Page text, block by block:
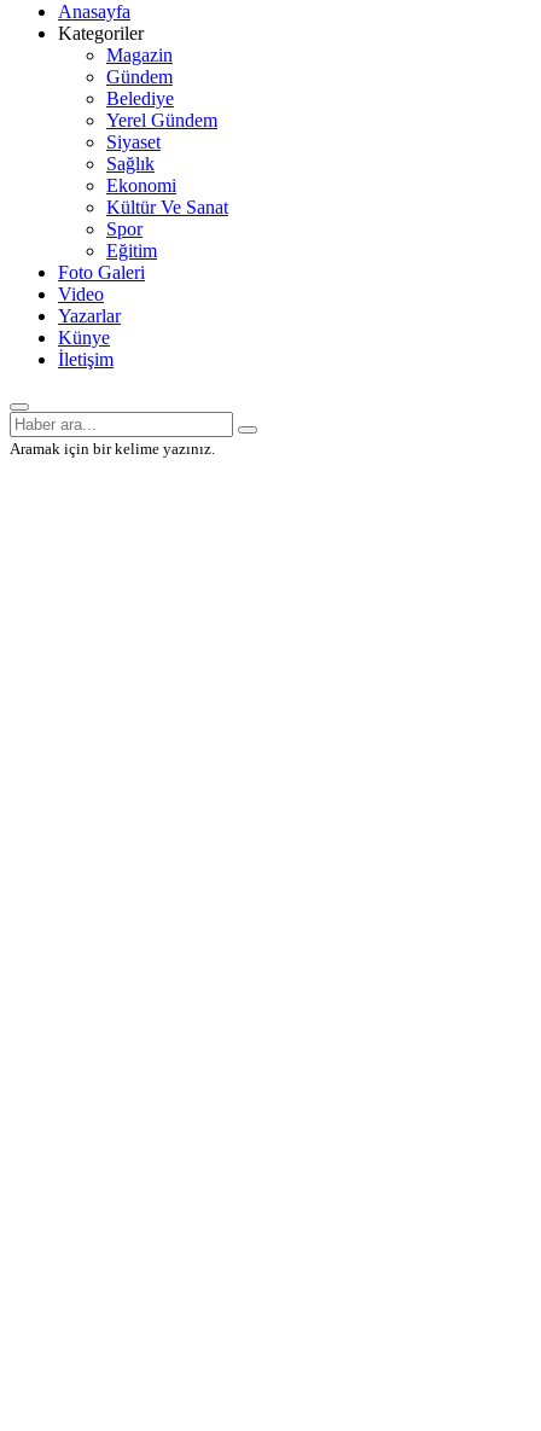
Anasayfa
Kategoriler
Magazin
Gündem
Belediye
Yerel Gündem
Siyaset
Sağlık
Ekonomi
Kültür Ve Sanat
Spor
Eğitim
Foto Galeri
Video
Yazarlar
Künye
İletişim
Aramak için bir kelime yazınız.